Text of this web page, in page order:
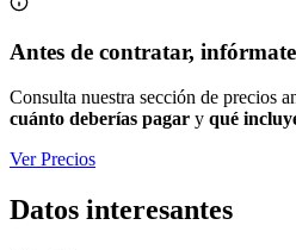
Antes de contratar,
Consulta nuestra sección de precios
cuánto deberías pagar y qué
Ver Precios
Datos interesantes